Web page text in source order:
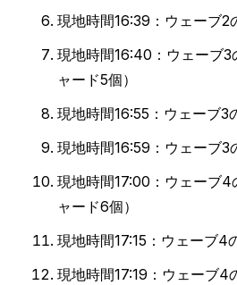
現地時間16:39：ウェーブ2
現地時間16:40：ウェーブ3
ャード5個）
現地時間16:55：ウェーブ3
現地時間16:59：ウェーブ3
現地時間17:00：ウェーブ4
ャード6個）
現地時間17:15：ウェーブ4
現地時間17:19：ウェーブ4